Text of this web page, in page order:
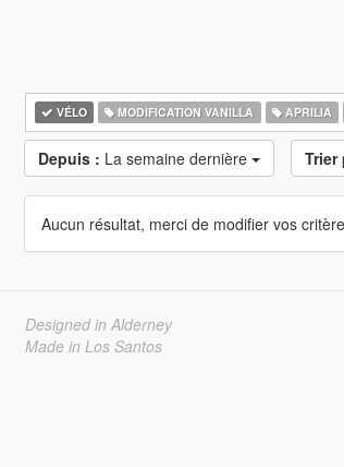
VÉLO MODIFICATION VANILLA APRILIA
Depuis : La semaine dernière Trier
Aucun résultat, merci de modifier vos
Designed in Alderney
Made in Los Santos